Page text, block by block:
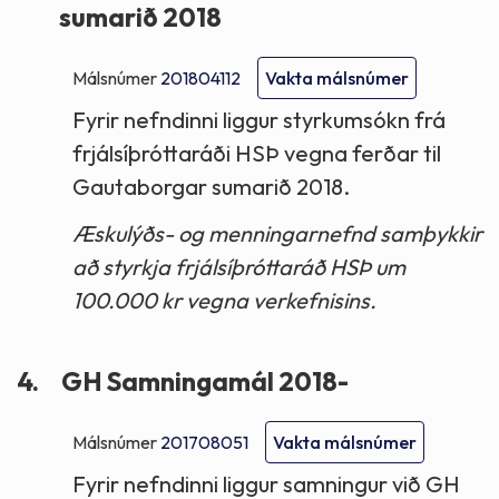
sumarið 2018
Málsnúmer 201804112 Vakta málsnúmer
Fyrir nefndinni liggur styrkumsókn frá
frjálsíþróttaráði HSÞ vegna ferðar til
Gautaborgar sumarið 2018.
Æskulýðs- og menningarnefnd samþykkir
að styrkja frjálsíþróttaráð HSÞ um
100.000 kr vegna verkefnisins.
4. GH Samningamál 2018-
Málsnúmer 201708051 Vakta málsnúmer
Fyrir nefndinni liggur samningur við GH